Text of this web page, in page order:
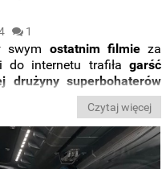
1
swym ostatnim filmieza
do internetu trafiłagarść
drużyny superbohaterów
Chris Prattwraz z
uwielbianego przez
Czytaj więcej